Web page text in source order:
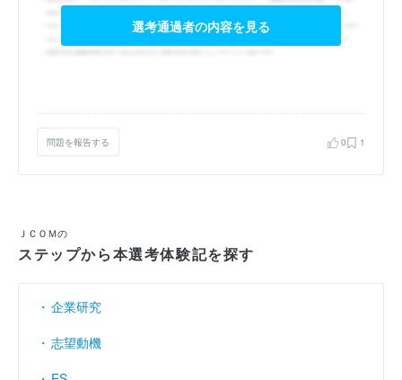
選考通過者の内容を見る
問題を報告する 0 1
ＪＣＯＭの
ステップから本選考体験記を探す
企業研究
志望動機